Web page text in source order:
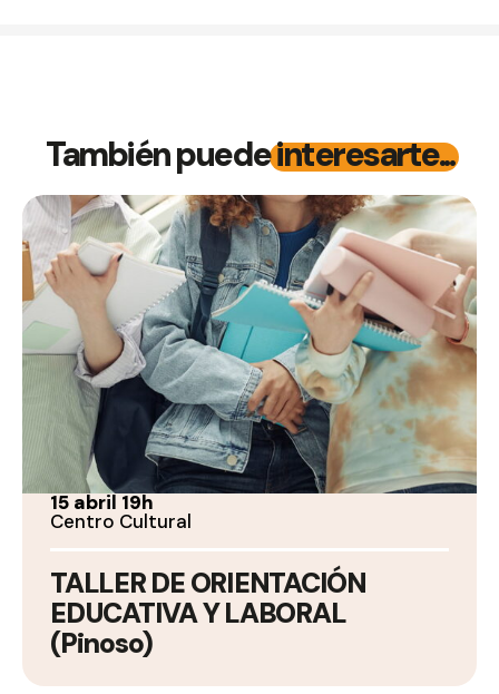
También puedeinteresarte...
15 abril 19h
Centro Cultural
TALLER DE ORIENTACIÓN
EDUCATIVA Y LABORAL
(Pinoso)